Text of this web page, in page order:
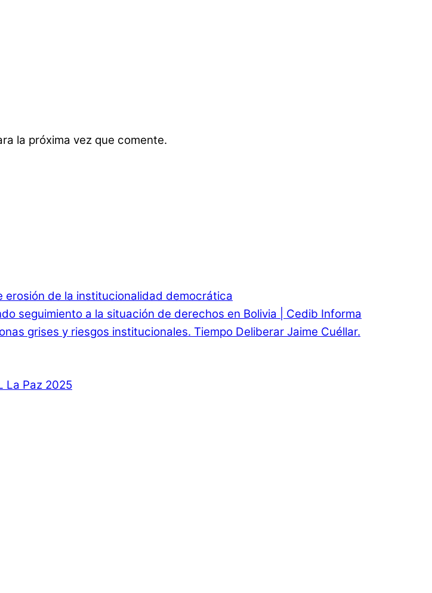
la próxima vez que comente.
de la institucionalidad democrática
seguimiento a la situación de derechos en Bolivia | Cedib Informa
grises y riesgos institucionales. Tiempo Deliberar Jaime Cuéllar.
La Paz 2025